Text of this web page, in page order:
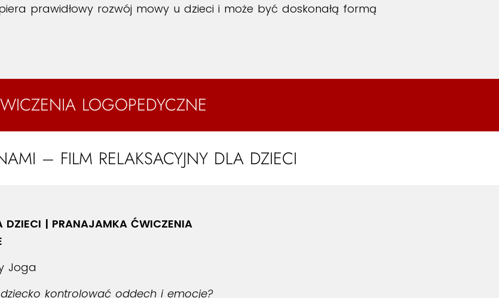
prawidłowy rozwój mowy u dzieci i może być doskonałą formą
LOGOPEDYCZNE
– FILM RELAKSACYJNY DLA DZIECI
DZIECI | PRANAJAMKA ĆWICZENIA
Joga
kontrolować oddech i emocje?